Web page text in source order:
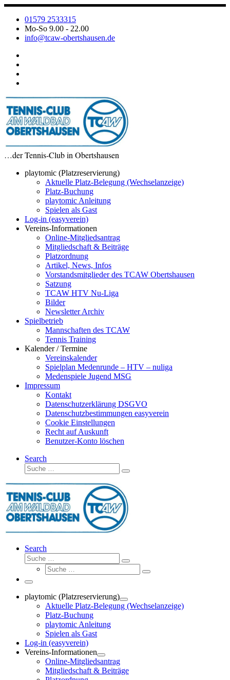
Zum
Inhalt
springen
01579 2533315
Mo-So 9.00 - 22.00
info@tcaw-obertshausen.de
…der Tennis-Club in Obertshausen
playtomic (Platzreservierung)
Aktuelle Platz-Belegung (Wechselanzeige)
Platz-Buchung
playtomic Anleitung
Spielen als Gast
Log-in (easyverein)
Vereins-Informationen
Online-Mitgliedsantrag
Mitgliedschaft & Beiträge
Platzordnung
Artikel, News, Infos
Vorstandsmitglieder des TCAW Obertshausen
Satzung
TCAW HTV Nu-Liga
Bilder
Newsletter Archiv
Spielbetrieb
Mannschaften des TCAW
Tennis Training
Kalender / Termine
Vereinskalender
Spielplan Medenrunde – HTV – nuliga
Medenspiele Jugend MSG
Impressum
Kontakt
Datenschutzerklärung DSGVO
Datenschutzbestimmungen easyverein
Cookie Einstellungen
Recht auf Auskunft
Benutzer-Konto löschen
Search
Suche
Suche
Search
Suche
Suche
Suche
Suche
Menü
playtomic (Platzreservierung)
Aktuelle Platz-Belegung (Wechselanzeige)
Platz-Buchung
playtomic Anleitung
Spielen als Gast
Log-in (easyverein)
Vereins-Informationen
Online-Mitgliedsantrag
Mitgliedschaft & Beiträge